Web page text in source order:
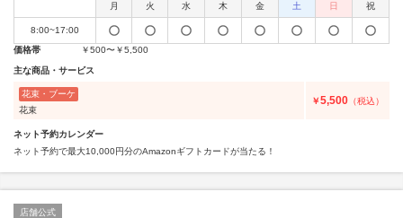
月
火 水 木 金 土 日 祝
8:00~17:00
価格帯
￥500〜￥5,500
主な商品・サービス
花束・ブーケ
花束
￥5,500 （税込）
ネット予約カレンダー
ネット予約で最大10,000円分のAmazonギフトカードが当たる！
店舗公式